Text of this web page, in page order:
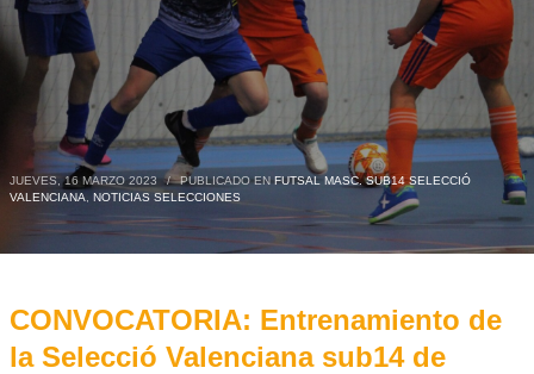
JUEVES, 16 MARZO 2023 / PUBLICADO ENFUTSAL MASC. SUB14 SELECCIÓ
VALENCIANA
NOTICIAS SELECCIONES
CONVOCATORIA: Entrenamiento de
la Selecció Valenciana sub14 de